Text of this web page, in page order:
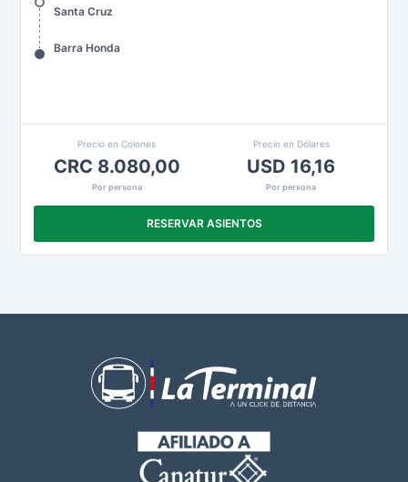
Santa Cruz
Barra Honda
Precio en Colones
CRC 8.080,00
Por persona
Precio en Dólares
USD 16,16
Por persona
RESERVAR ASIENTOS